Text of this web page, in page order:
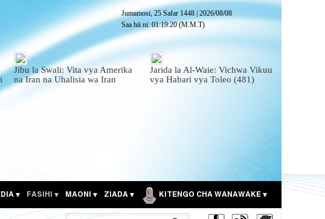
Jumamosi, 25 Safar 1448 2026/08/08
Saa hii ni:01:19:22(M.M.T)
Jibu la Swali: Vita vya Amerika
na Iran na Uhalisia wa Iran
Jarida la Al-Waie: Vichwa Vikuu
vya Habari vya Toleo (481)
FASIHI MAONI ZIADA KITENGO CHA WANAWAKE